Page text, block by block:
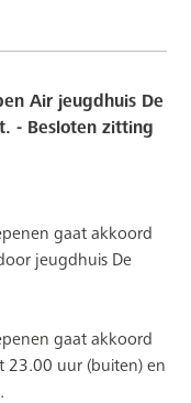
Air jeugdhuis De
- Besloten zitting
gaat akkoord
jeugdhuis De
gaat akkoord
23.00 uur (buiten) en